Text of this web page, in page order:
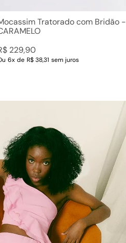
Tratorado com Bridão -
229,90
6x de R$ 38,31 sem juros